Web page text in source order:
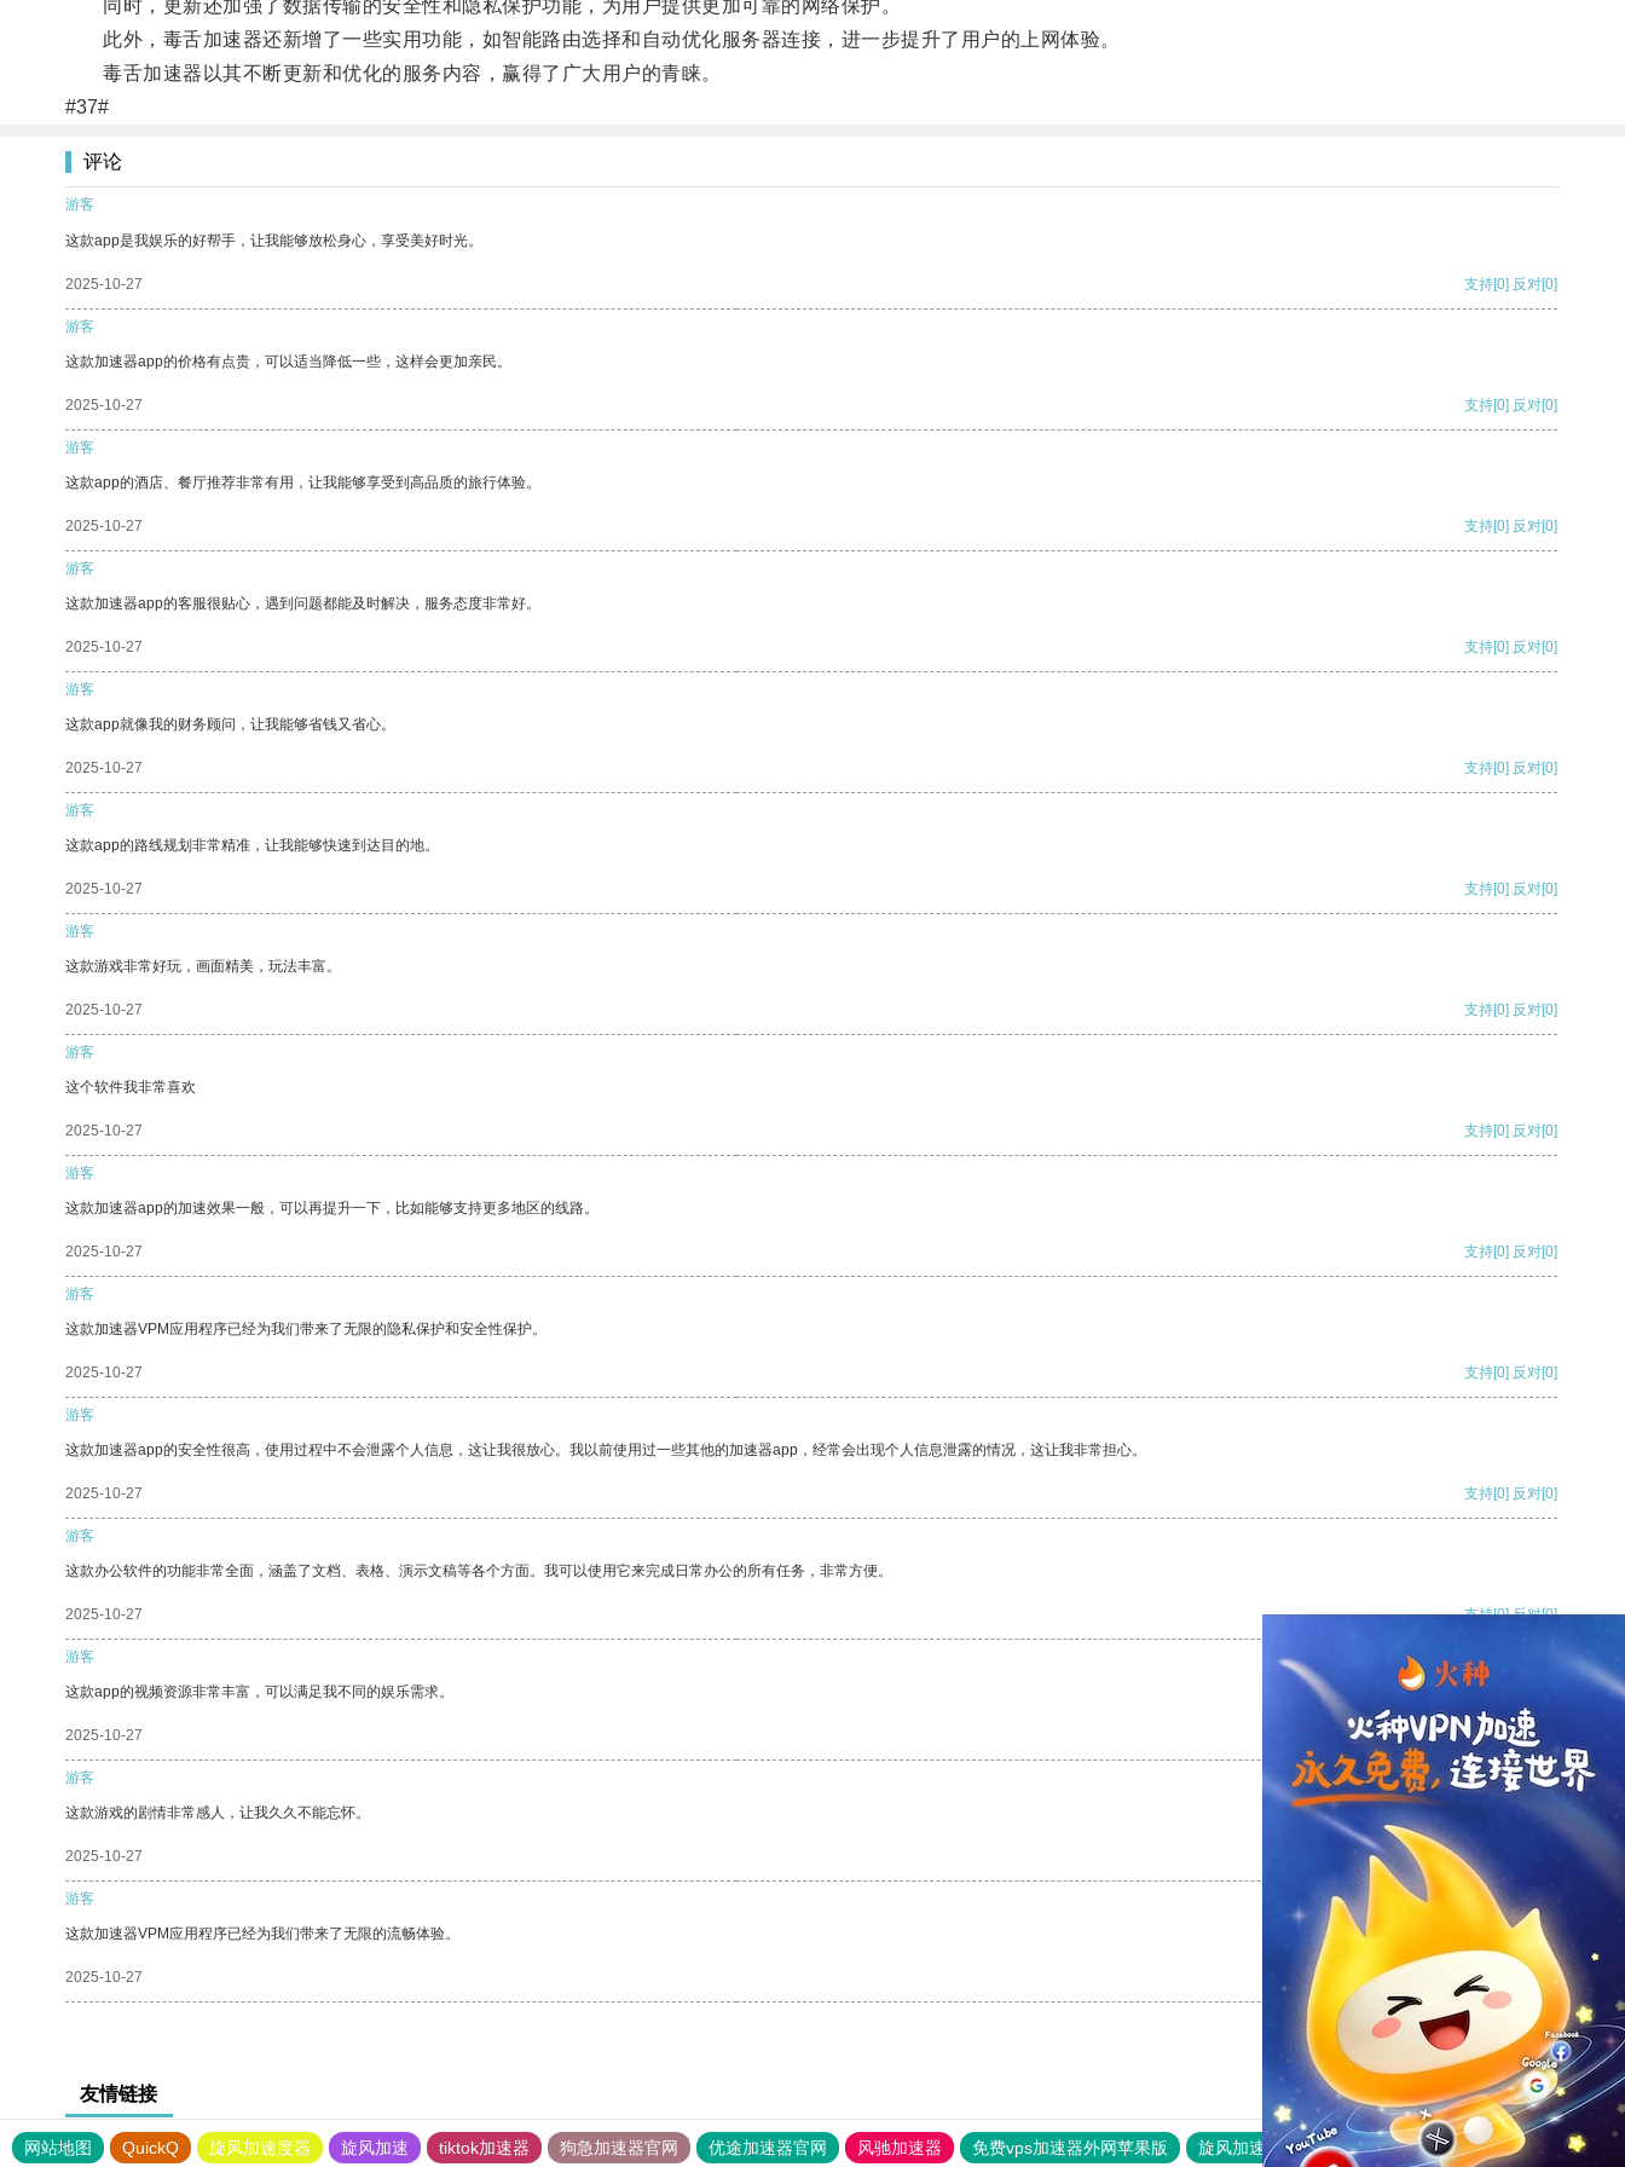
同时，更新还加强了数据传输的安全性和隐私保护功能，为用户提供更加可靠的网络保护。
此外，毒舌加速器还新增了一些实用功能，如智能路由选择和自动优化服务器连接，进一步提升了用户的上网体验。
毒舌加速器以其不断更新和优化的服务内容，赢得了广大用户的青睐。
#37#
评论
游客
这款app是我娱乐的好帮手，让我能够放松身心，享受美好时光。
2025-10-27 支持[0] 反对[0]
游客
这款加速器app的价格有点贵，可以适当降低一些，这样会更加亲民。
2025-10-27 支持[0] 反对[0]
游客
这款app的酒店、餐厅推荐非常有用，让我能够享受到高品质的旅行体验。
2025-10-27 支持[0] 反对[0]
游客
这款加速器app的客服很贴心，遇到问题都能及时解决，服务态度非常好。
2025-10-27 支持[0] 反对[0]
游客
这款app就像我的财务顾问，让我能够省钱又省心。
2025-10-27 支持[0] 反对[0]
游客
这款app的路线规划非常精准，让我能够快速到达目的地。
2025-10-27 支持[0] 反对[0]
游客
这款游戏非常好玩，画面精美，玩法丰富。
2025-10-27 支持[0] 反对[0]
游客
这个软件我非常喜欢
2025-10-27 支持[0] 反对[0]
游客
这款加速器app的加速效果一般，可以再提升一下，比如能够支持更多地区的线路。
2025-10-27 支持[0] 反对[0]
游客
这款加速器VPM应用程序已经为我们带来了无限的隐私保护和安全性保护。
2025-10-27 支持[0] 反对[0]
游客
这款加速器app的安全性很高，使用过程中不会泄露个人信息，这让我很放心。我以前使用过一些其他的加速器app，经常会出现个人信息泄露的情况，这让我非常担心。
2025-10-27 支持[0] 反对[0]
游客
这款办公软件的功能非常全面，涵盖了文档、表格、演示文稿等各个方面。我可以使用它来完成日常办公的所有任务，非常方便。
2025-10-27 支持[0] 反对[0]
游客
这款app的视频资源非常丰富，可以满足我不同的娱乐需求。
2025-10-27 支持[0] 反对
游客
这款游戏的剧情非常感人，让我久久不能忘怀。
2025-10-27 支持
游客
这款加速器VPM应用程序已经为我们带来了无限的流畅体验。
2025-10-27 支持 反对 [0]
友情链接
网站地图 QuickQ 旋风加速度器 旋风加速 tiktok加速器 狗急加速器官网 优途加速器官网 风驰加速器 免费vps加速器外网苹果版 旋风加速度器 快连加速器 原子加速器